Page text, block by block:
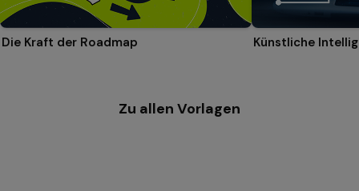
Die Kraft der Roadmap
Zu allen Vorlagen